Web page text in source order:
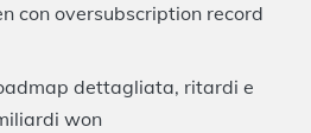
con oversubscription record
dettagliata, ritardi e
won